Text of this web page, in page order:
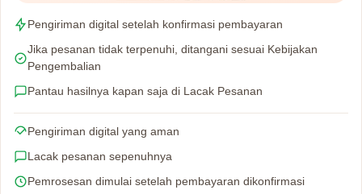
Pengiriman digital setelah konfirmasi pembayaran
Jika pesanan tidak terpenuhi, ditangani sesuai Kebijakan
Pengembalian
Pantau hasilnya kapan saja di Lacak Pesanan
Pengiriman digital yang aman
Lacak pesanan sepenuhnya
Pemrosesan dimulai setelah pembayaran dikonfirmasi